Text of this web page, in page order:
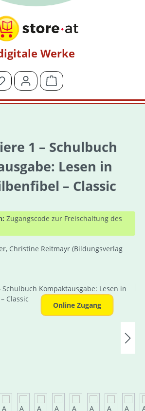
Werke
Du hast 0 Produkte auf dem Merkzettel
Warenkorb enthält 0
1 – Schulbuch
Lesen in
– Classic
Zugangscode zur Freischaltung des
Christine Reitmayr (Bildungsverlag
Online Zugang